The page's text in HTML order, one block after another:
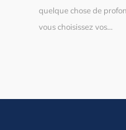
quelque chose de
vous choisissez vos...